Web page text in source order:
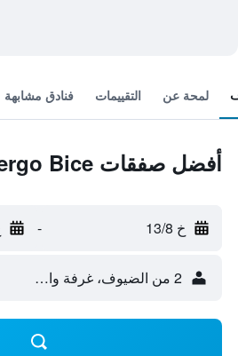
لمحة عن التقييمات فنادق مشابهة
أفضل صفقات Albergo Bice
خ 13/8 -
2 من الضيوف، غرفة واحدة